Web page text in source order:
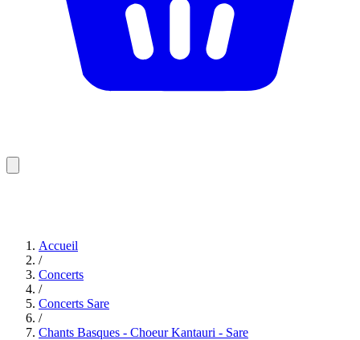
Accueil
/
Concerts
/
Concerts Sare
/
Chants Basques - Choeur Kantauri - Sare